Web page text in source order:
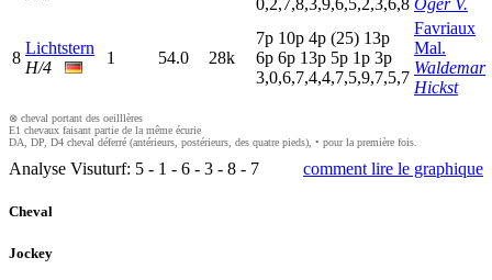
0,2,7,8,3,9,6,5,2,3,6,8 Oger V.
8
Lichtstern
H/4
1 54.0 28k
7p 10p 4p (25) 13p
6p 6p 13p 5p 1p 3p
3,0,6,7,4,4,7,5,9,7,5,7
Favriaux
Mal.
Waldemar
Hickst
⊗ cheval portant des oeilllères
E1 chevaux faisant partie de la même écurie
DA, DP, D4 cheval déferré (antérieurs, postérieurs, des quatre pieds), • pour la première fois.
Analyse Visuturf: 5 - 1 - 6 - 3 - 8 - 7 comment lire le graphique
Cheval
Jockey